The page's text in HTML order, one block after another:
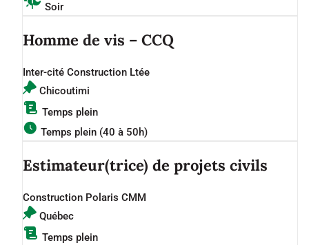
Soir
Homme de vis – CCQ
Inter-cité Construction Ltée
Chicoutimi
Temps plein
Temps plein (40 à 50h)
Estimateur(trice) de projets civils
Construction Polaris CMM
Québec
Temps plein